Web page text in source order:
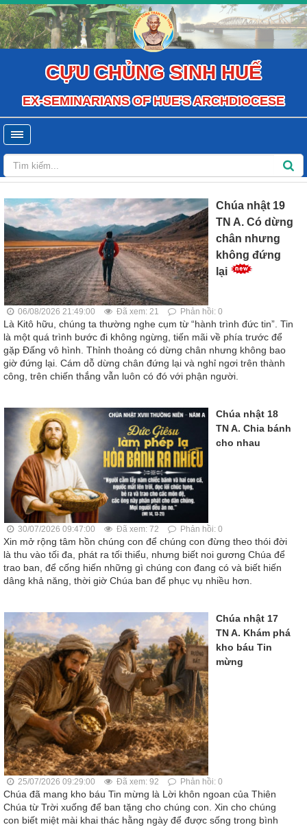
CỰU CHỦNG SINH HUẾ
EX-SEMINARIANS OF HUE'S ARCHDIOCESE
Chúa nhật 19
TN A. Có dừng
chân nhưng
không đứng
lại
06/08/2026 21:49:00 Đã xem: 21 Phản hồi: 0
Là Kitô hữu, chúng ta thường nghe cụm từ “hành trình đức tin”. Tin
là một quá trình bước đi không ngừng, tiến mãi về phía trước để
gặp Đấng vô hình. Thỉnh thoảng có dừng chân nhưng không bao
giờ đứng lại. Cám dỗ dừng chân đứng lại và nghỉ ngơi trên thành
công, trên chiến thắng vẫn luôn có đó với phận người.
Chúa nhật 18
TN A. Chia bánh
cho nhau
30/07/2026 09:47:00 Đã xem: 72 Phản hồi: 0
Xin mở rộng tâm hồn chúng con để chúng con đừng theo thói đời
là thu vào tối đa, phát ra tối thiểu, nhưng biết noi gương Chúa để
trao ban, để cống hiến những gì chúng con đang có và biết hiến
dâng khả năng, thời giờ Chúa ban để phục vụ nhiều hơn.
Chúa nhật 17
TN A. Khám phá
kho báu Tin
mừng
25/07/2026 09:29:00 Đã xem: 92 Phản hồi: 0
Chúa đã mang kho báu Tin mừng là Lời khôn ngoan của Thiên
Chúa từ Trời xuống để ban tặng cho chúng con. Xin cho chúng
con biết miệt mài khai thác hằng ngày để được sống trong bình